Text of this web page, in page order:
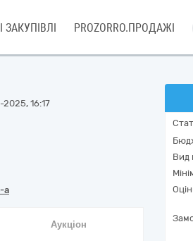
ЗАКУПІВЛІ PROZORRO.ПРОДАЖІ
16:17
a
Аукціон
Вид